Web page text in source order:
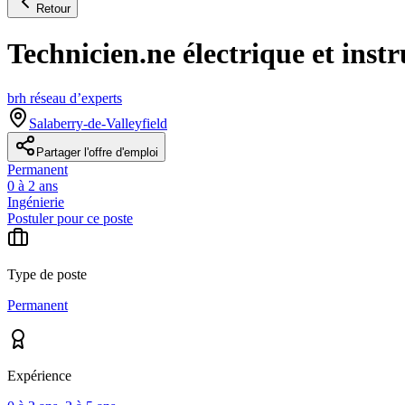
Retour
Technicien.ne électrique et
brh réseau d’experts
Salaberry-de-Valleyfield
Partager l'offre d'emploi
Permanent
0 à 2 ans
Ingénierie
Postuler pour ce poste
Type de poste
Permanent
Expérience